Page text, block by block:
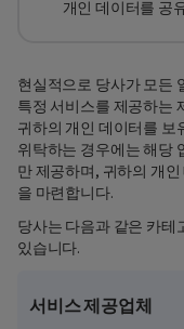
개인 데이터를 공
현실적으로 당사가 모든
특정 서비스를 제공하는
귀하의 개인 데이터를 보
위탁하는 경우에는 해당
만 제공하며, 귀하의 개
을 마련합니다.
당사는 다음과 같은 카테
있습니다.
서비스 제공업체